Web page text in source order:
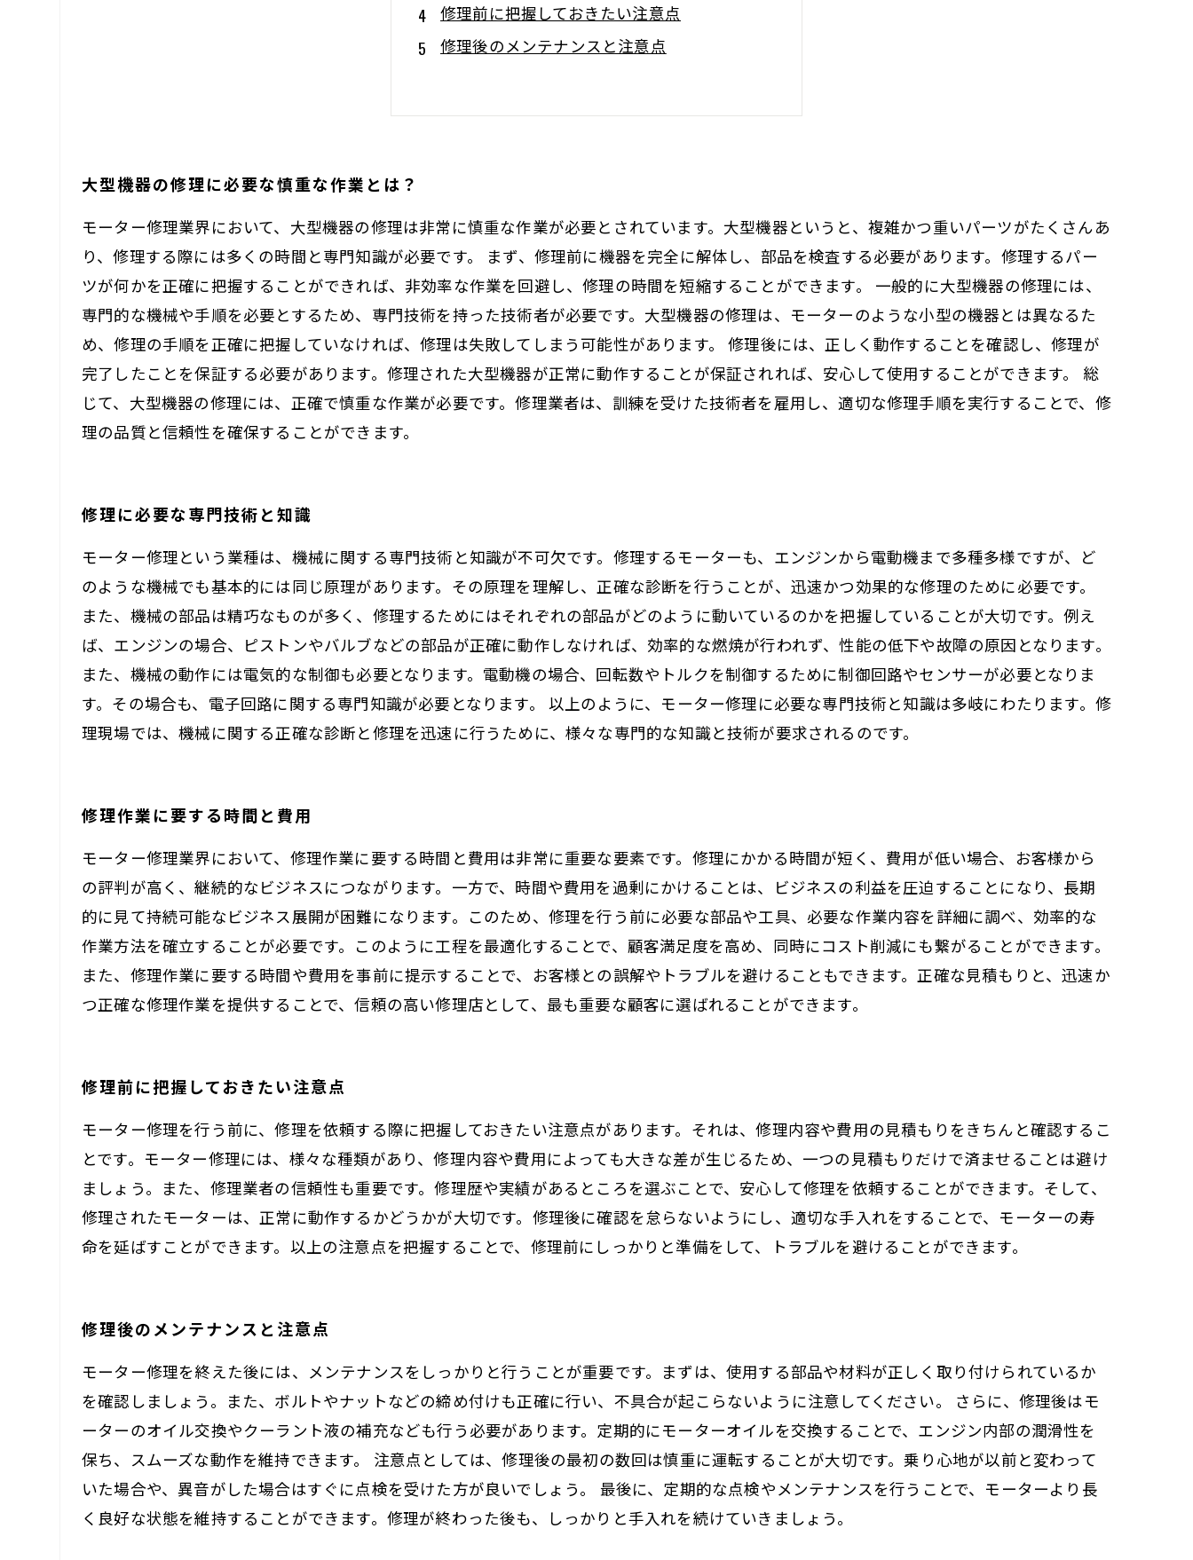
修理前に把握しておきたい注意点
修理後のメンテナンスと注意点
大型機器の修理に必要な慎重な作業とは？
モーター修理業界において、大型機器の修理は非常に慎重な作業が必要とされています。大型機器というと、複雑かつ重いパーツがたくさんあ
り、修理する際には多くの時間と専門知識が必要です。 まず、修理前に機器を完全に解体し、部品を検査する必要があります。修理するパー
ツが何かを正確に把握することができれば、非効率な作業を回避し、修理の時間を短縮することができます。 一般的に大型機器の修理には、
専門的な機械や手順を必要とするため、専門技術を持った技術者が必要です。大型機器の修理は、モーターのような小型の機器とは異なるた
め、修理の手順を正確に把握していなければ、修理は失敗してしまう可能性があります。 修理後には、正しく動作することを確認し、修理が
完了したことを保証する必要があります。修理された大型機器が正常に動作することが保証されれば、安心して使用することができます。 総
じて、大型機器の修理には、正確で慎重な作業が必要です。修理業者は、訓練を受けた技術者を雇用し、適切な修理手順を実行することで、修
理の品質と信頼性を確保することができます。
修理に必要な専門技術と知識
モーター修理という業種は、機械に関する専門技術と知識が不可欠です。修理するモーターも、エンジンから電動機まで多種多様ですが、ど
のような機械でも基本的には同じ原理があります。その原理を理解し、正確な診断を行うことが、迅速かつ効果的な修理のために必要です。
また、機械の部品は精巧なものが多く、修理するためにはそれぞれの部品がどのように動いているのかを把握していることが大切です。例え
ば、エンジンの場合、ピストンやバルブなどの部品が正確に動作しなければ、効率的な燃焼が行われず、性能の低下や故障の原因となります。
また、機械の動作には電気的な制御も必要となります。電動機の場合、回転数やトルクを制御するために制御回路やセンサーが必要となりま
す。その場合も、電子回路に関する専門知識が必要となります。 以上のように、モーター修理に必要な専門技術と知識は多岐にわたります。修
理現場では、機械に関する正確な診断と修理を迅速に行うために、様々な専門的な知識と技術が要求されるのです。
修理作業に要する時間と費用
モーター修理業界において、修理作業に要する時間と費用は非常に重要な要素です。修理にかかる時間が短く、費用が低い場合、お客様から
の評判が高く、継続的なビジネスにつながります。一方で、時間や費用を過剰にかけることは、ビジネスの利益を圧迫することになり、長期
的に見て持続可能なビジネス展開が困難になります。このため、修理を行う前に必要な部品や工具、必要な作業内容を詳細に調べ、効率的な
作業方法を確立することが必要です。このように工程を最適化することで、顧客満足度を高め、同時にコスト削減にも繋がることができます。
また、修理作業に要する時間や費用を事前に提示することで、お客様との誤解やトラブルを避けることもできます。正確な見積もりと、迅速か
つ正確な修理作業を提供することで、信頼の高い修理店として、最も重要な顧客に選ばれることができます。
修理前に把握しておきたい注意点
モーター修理を行う前に、修理を依頼する際に把握しておきたい注意点があります。それは、修理内容や費用の見積もりをきちんと確認するこ
とです。モーター修理には、様々な種類があり、修理内容や費用によっても大きな差が生じるため、一つの見積もりだけで済ませることは避け
ましょう。また、修理業者の信頼性も重要です。修理歴や実績があるところを選ぶことで、安心して修理を依頼することができます。そして、
修理されたモーターは、正常に動作するかどうかが大切です。修理後に確認を怠らないようにし、適切な手入れをすることで、モーターの寿
命を延ばすことができます。以上の注意点を把握することで、修理前にしっかりと準備をして、トラブルを避けることができます。
修理後のメンテナンスと注意点
モーター修理を終えた後には、メンテナンスをしっかりと行うことが重要です。まずは、使用する部品や材料が正しく取り付けられているか
を確認しましょう。また、ボルトやナットなどの締め付けも正確に行い、不具合が起こらないように注意してください。 さらに、修理後はモ
ーターのオイル交換やクーラント液の補充なども行う必要があります。定期的にモーターオイルを交換することで、エンジン内部の潤滑性を
保ち、スムーズな動作を維持できます。 注意点としては、修理後の最初の数回は慎重に運転することが大切です。乗り心地が以前と変わって
いた場合や、異音がした場合はすぐに点検を受けた方が良いでしょう。 最後に、定期的な点検やメンテナンスを行うことで、モーターより長
く良好な状態を維持することができます。修理が終わった後も、しっかりと手入れを続けていきましょう。